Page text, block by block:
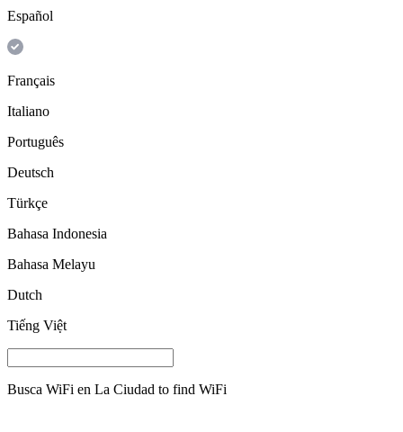
Español
Français
Italiano
Português
Deutsch
Türkçe
Bahasa Indonesia
Bahasa Melayu
Dutch
Tiếng Việt
Busca WiFi en La Ciudad to find WiFi